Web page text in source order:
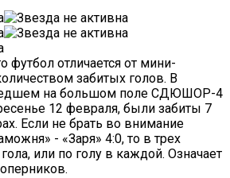
футбол отличается от мини-
забитых голов. В
на большом поле СДЮШОР-4
12 февраля, были забиты 7
Если не брать во внимание
- «Заря» 4:0, то в трех
или по голу в каждой. Означает